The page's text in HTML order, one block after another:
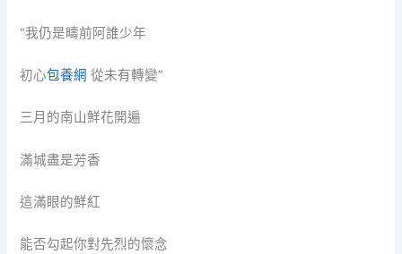
“我仍是疇前阿誰少年
初心包養網 從未有轉變”
三月的南山鮮花開遍
滿城盡是芳香
這滿眼的鮮紅
能否勾起你對先烈的懷念